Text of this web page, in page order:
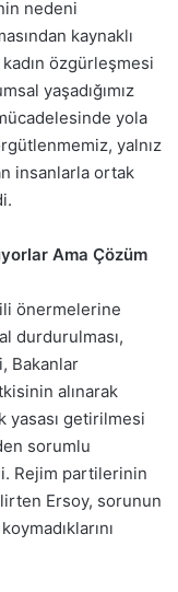
nedeni
kaynaklı
özgürleşmesi
yaşadığımız
yola
yalnız
insanlarla ortak
Ama Çözüm
önermelerine
durdurulması,
Bakanlar
alınarak
yasası getirilmesi
sorumlu
Rejim partilerinin
Ersoy, sorunun